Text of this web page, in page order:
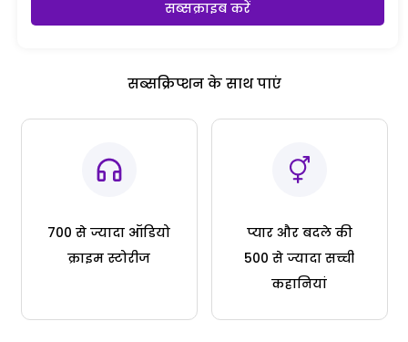
सब्सक्राइब करें
सब्सक्रिप्शन के साथ पाएं
700 से ज्यादा ऑडियो
क्राइम स्टोरीज
प्यार और बदले की
500 से ज्यादा सच्ची
कहानियां